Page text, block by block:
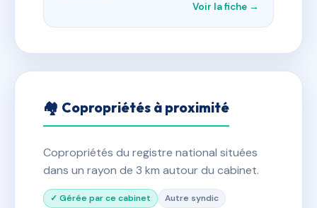
Voir la fiche →
🏘 Copropriétés à proximité
Copropriétés du registre national situées
dans un rayon de 3 km autour du cabinet.
✓ Gérée par ce cabinet Autre syndic